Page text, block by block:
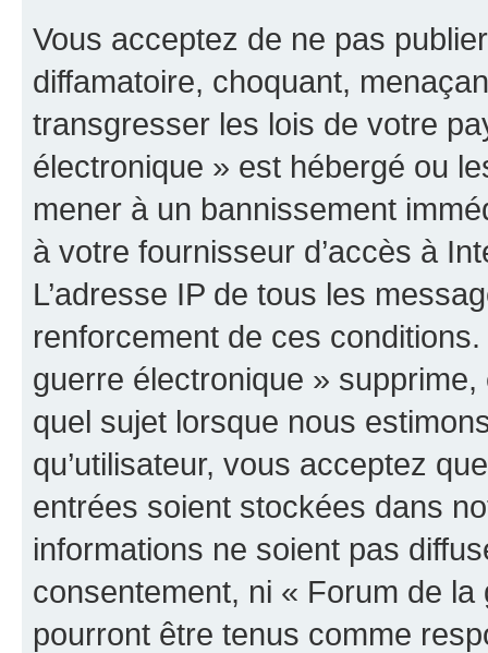
Vous acceptez de ne pas
diffamatoire, choquant,
transgresser les lois de votre
électronique » est hébergé ou
mener à un bannissement
à votre fournisseur d’accès à
L’adresse IP de tous les
renforcement de ces
guerre électronique »
quel sujet lorsque nous
qu’utilisateur, vous acceptez
entrées soient stockées dans
informations ne soient pas
consentement, ni « Forum de
pourront être tenus comme